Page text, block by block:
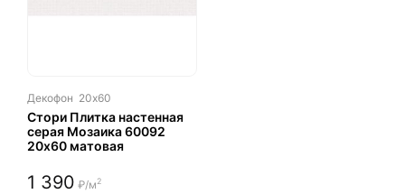
Декофон 20х60
Стори Плитка настенная
серая Мозаика 60092
20х60 матовая
1 390 ₽/м2